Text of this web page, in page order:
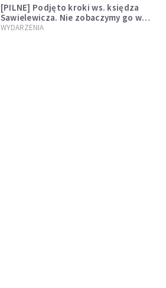
[PILNE] Podjęto kroki ws. księdza
Sawielewicza. Nie zobaczymy go w
mediach
WYDARZENIA